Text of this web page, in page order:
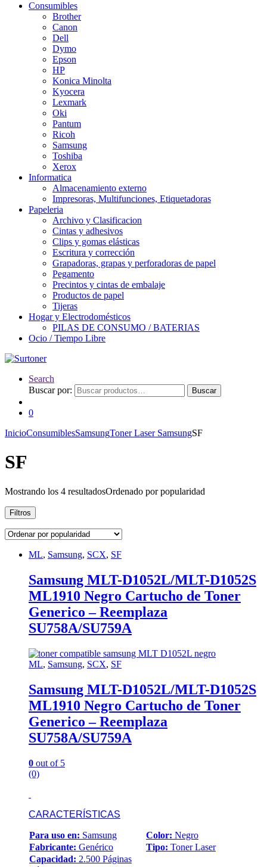
Consumibles
Brother
Canon
Dell
Dymo
Epson
HP
Konica Minolta
Kyocera
Lexmark
Oki
Pantum
Ricoh
Samsung
Toshiba
Xerox
Informatica
Almacenamiento externo
Impresoras, Multifunciones, Etiquetadoras
Papeleria
Archivo y Clasificacion
Cintas y adhesivos
Clips y gomas elásticas
Escritura y corrección
Grapadoras, grapas y perforadoras de papel
Pegamento
Precintos y cintas de embalaje
Productos de papel
Tijeras
Hogar y Electrodomésticos
PILAS DE CONSUMO / BATERIAS
Ocio / Tiempo Libre
Search
Buscar por:
Buscar
0
InicioConsumiblesSamsungToner Laser SamsungSF
SF
Mostrando los 4 resultadosOrdenado por popularidad
Filtros
ML, Samsung, SCX, SF
Samsung MLT-D1052L/MLT-D1052S
ML1910 Negro Cartucho de Toner
Generico – Reemplaza
SU758A/SU759A
ML, Samsung, SCX, SF
Samsung MLT-D1052L/MLT-D1052S
ML1910 Negro Cartucho de Toner
Generico – Reemplaza
SU758A/SU759A
0 out of 5
(0)
CARACTERÍSTICAS
Para uso en: Samsung Color: Negro
Fabricante: Genérico Tipo: Toner Laser
Capacidad: 2.500 Páginas